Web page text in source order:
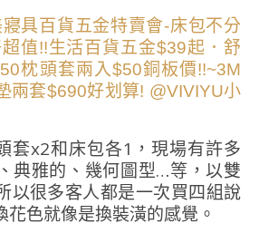
套x2和床包各1，現場有許多
典雅的、幾何圖型…等，以雙
以很多客人都是一次買四組說
花色就像是換裝潢的感覺。